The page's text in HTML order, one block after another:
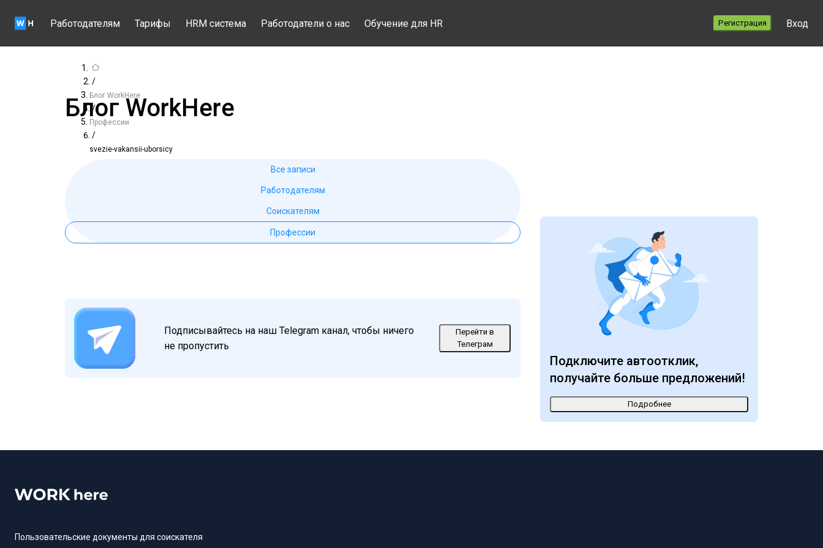
Работодателям Тарифы HRM система Работодатели о нас Обучение для HR Регистрация Вход
/
Блог WorkHere
/
Профессии
/
svezie-vakansii-uborsicy
Блог WorkHere
Все записи
Работодателям
Соискателям
Профессии
Подписывайтесь на наш Telegram канал, чтобы ничего
не пропустить
Перейти в
Телеграм
Подключите автоотклик,
получайте больше предложений!
Подробнее
Пользовательские документы для соискателя